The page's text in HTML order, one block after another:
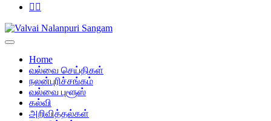
Home
வல்வை செய்திகள்
நலன்புரிச்சங்கம்
வல்வை புளூஸ்
கல்வி
அறிவித்தல்கள்